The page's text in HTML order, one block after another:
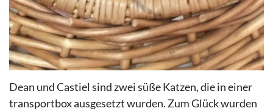
Dean und Castiel sind zwei süße Katzen, die in einer
transportbox ausgesetzt wurden. Zum Glück wurden